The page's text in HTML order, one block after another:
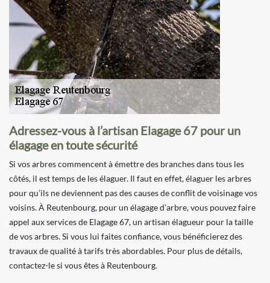
Adressez-vous à l’artisan Elagage 67 pour un
élagage en toute sécurité
Si vos arbres commencent à émettre des branches dans tous les
côtés, il est temps de les élaguer. Il faut en effet, élaguer les arbres
pour qu’ils ne deviennent pas des causes de conflit de voisinage vos
voisins. À Reutenbourg, pour un élagage d’arbre, vous pouvez faire
appel aux services de Elagage 67, un artisan élagueur pour la taille
de vos arbres. Si vous lui faites confiance, vous bénéficierez des
travaux de qualité à tarifs très abordables. Pour plus de détails,
contactez-le si vous êtes à Reutenbourg.